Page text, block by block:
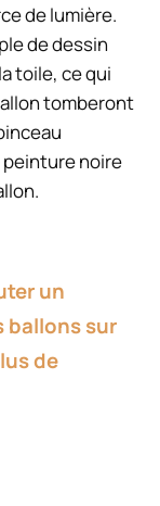
de lumière.
de dessin
toile, ce qui
tomberont
noire
un
ballons sur
de